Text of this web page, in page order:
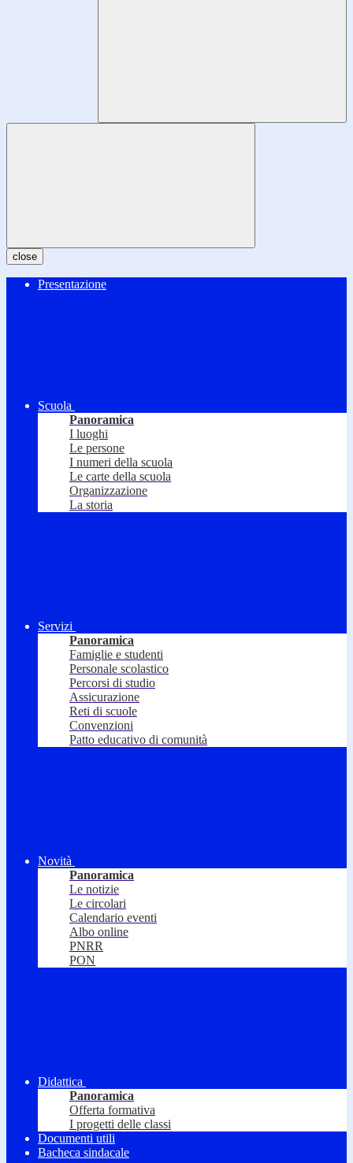
close
Presentazione
Scuola
Panoramica
I luoghi
Le persone
I numeri della scuola
Le carte della scuola
Organizzazione
La storia
Servizi
Panoramica
Famiglie e studenti
Personale scolastico
Percorsi di studio
Assicurazione
Reti di scuole
Convenzioni
Patto educativo di comunità
Novità
Panoramica
Le notizie
Le circolari
Calendario eventi
Albo online
PNRR
PON
Didattica
Panoramica
Offerta formativa
I progetti delle classi
Documenti utili
Bacheca sindacale